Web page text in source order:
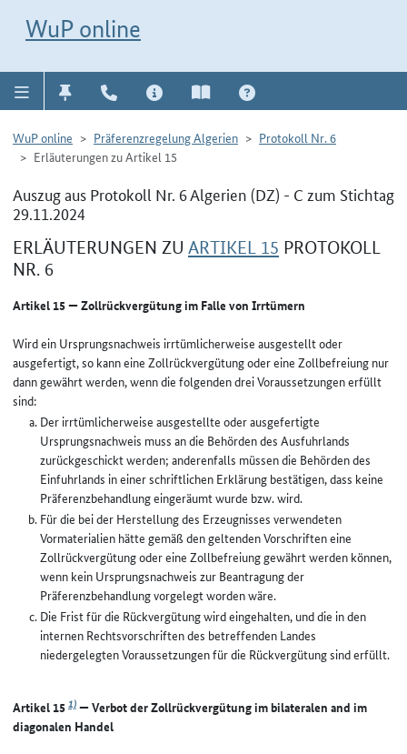
WuP online
WuP online Präferenzregelung Algerien
Protokoll Nr. 6
Erläuterungen zu Artikel 15
Auszug aus Protokoll Nr. 6 Algerien (DZ) - C zum Stichtag
29.11.2024
ERLÄUTERUNGEN ZU ARTIKEL 15 PROTOKOLL
NR. 6
Artikel 15 — Zollrückvergütung im Falle von Irrtümern
Wird ein Ursprungsnachweis irrtümlicherweise ausgestellt oder
ausgefertigt, so kann eine Zollrückvergütung oder eine Zollbefreiung nur
dann gewährt werden, wenn die folgenden drei Voraussetzungen erfüllt
sind:
Der irrtümlicherweise ausgestellte oder ausgefertigte
Ursprungsnachweis muss an die Behörden des Ausfuhrlands
zurückgeschickt werden; anderenfalls müssen die Behörden des
Einfuhrlands in einer schriftlichen Erklärung bestätigen, dass keine
Präferenzbehandlung eingeräumt wurde bzw. wird.
Für die bei der Herstellung des Erzeugnisses verwendeten
Vormaterialien hätte gemäß den geltenden Vorschriften eine
Zollrückvergütung oder eine Zollbefreiung gewährt werden können,
wenn kein Ursprungsnachweis zur Beantragung der
Präferenzbehandlung vorgelegt worden wäre.
Die Frist für die Rückvergütung wird eingehalten, und die in den
internen Rechtsvorschriften des betreffenden Landes
niedergelegten Voraussetzungen für die Rückvergütung sind erfüllt.
Artikel 151)— Verbot der Zollrückvergütung im bilateralen and im
diagonalen Handel